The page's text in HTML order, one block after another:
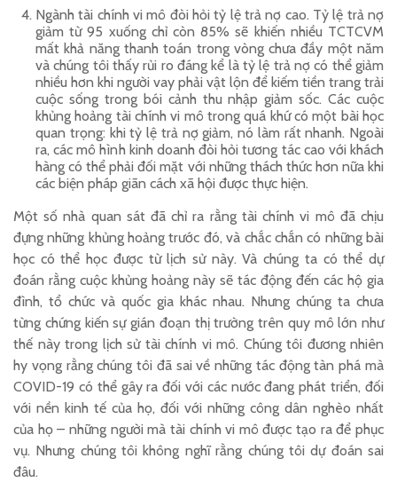
Ngành tài chính vi mô đòi hỏi tỷ lệ trả nợ cao. Tỷ lệ trả nợ
giảm từ 95 xuống chỉ còn 85% sẽ khiến nhiều TCTCVM
mất khả năng thanh toán trong vòng chưa đầy một năm
và chúng tôi thấy rủi ro đáng kể là tỷ lệ trả nợ có thể giảm
nhiều hơn khi người vay phải vật lộn để kiếm tiền trang trải
cuộc sống trong bói cảnh thu nhập giảm sốc. Các cuộc
khủng hoảng tài chính vi mô trong quá khứ có một bài học
quan trọng: khi tỷ lệ trả nợ giảm, nó làm rất nhanh. Ngoài
ra, các mô hình kinh doanh đòi hỏi tương tác cao với khách
hàng có thể phải đối mặt với những thách thức hơn nữa khi
các biện pháp giãn cách xã hội được thực hiện.
Một số nhà quan sát đã chỉ ra rằng tài chính vi mô đã chịu
đựng những khủng hoảng trước đó, và chắc chắn có những bài
học có thể học được từ lịch sử này. Và chúng ta có thể dự
đoán rằng cuộc khủng hoảng này sẽ tác động đến các hộ gia
đình, tổ chức và quốc gia khác nhau. Nhưng chúng ta chưa
từng chứng kiến sự gián đoạn thị trường trên quy mô lớn như
thế này trong lịch sử tài chính vi mô. Chúng tôi đương nhiên
hy vọng rằng chúng tôi đã sai về những tác động tàn phá mà
COVID-19 có thể gây ra đối với các nước đang phát triển, đối
với nền kinh tế của họ, đối với những công dân nghèo nhất
của họ – những người mà tài chính vi mô được tạo ra để phục
vụ. Nhưng chúng tôi không nghĩ rằng chúng tôi dự đoán sai
đâu.